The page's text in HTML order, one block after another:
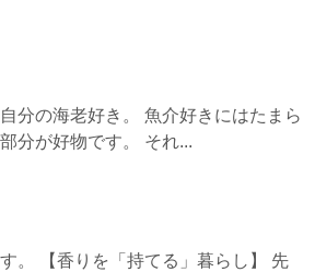
分の海老好き。 魚介好きにはたまら
分が好物です。 それ...
。 【香りを「持てる」暮らし】 先